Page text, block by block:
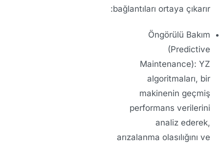
bağlantıları ortaya çıkarır:
Öngörülü Bakım
(Predictive
Maintenance): YZ
algoritmaları, bir
makinenin geçmiş
performans verilerini
analiz ederek,
arızalanma olasılığını ve